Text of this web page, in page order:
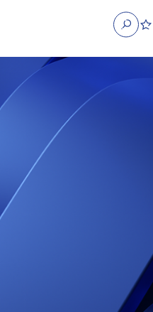
Search
Management jobs